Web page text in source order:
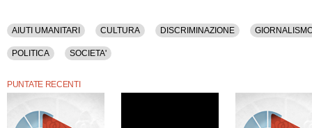
AIUTI UMANITARI CULTURA DISCRIMINAZIONE
POLITICA SOCIETA'
PUNTATE RECENTI